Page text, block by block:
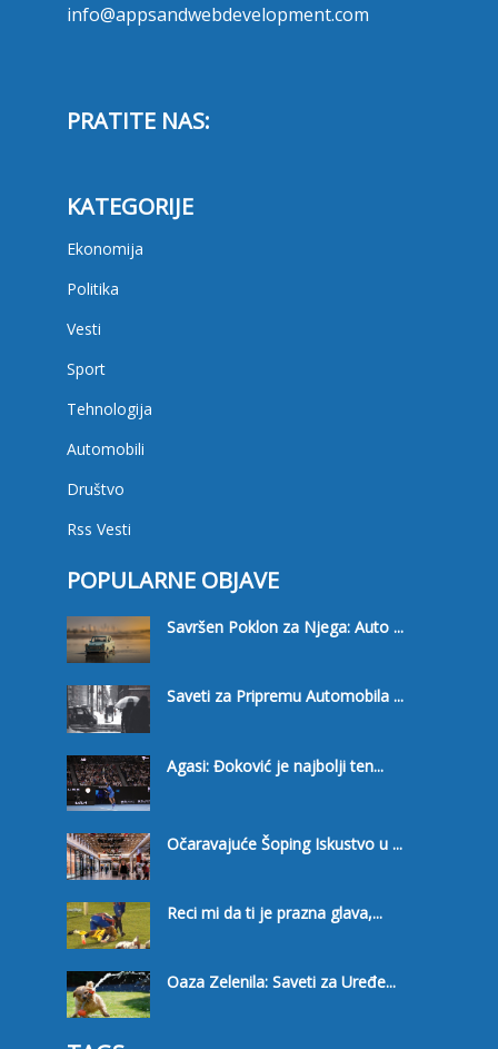
info@appsandwebdevelopment.com
PRATITE NAS:
KATEGORIJE
Ekonomija
Politika
Vesti
Sport
Tehnologija
Automobili
Društvo
Rss Vesti
POPULARNE OBJAVE
Savršen Poklon za Njega: Auto ...
Saveti za Pripremu Automobila ...
Agasi: Đoković je najbolji ten...
Očaravajuće Šoping Iskustvo u ...
Reci mi da ti je prazna glava,...
Oaza Zelenila: Saveti za Uređe...